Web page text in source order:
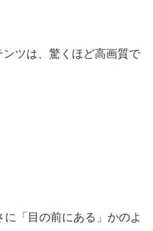
ツは、驚くほど高画質で
「目の前にある」かのよ